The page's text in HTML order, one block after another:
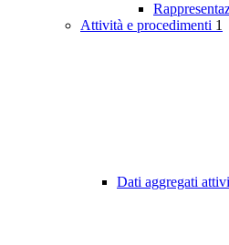
Attività e procedimenti 1
Dati aggregati